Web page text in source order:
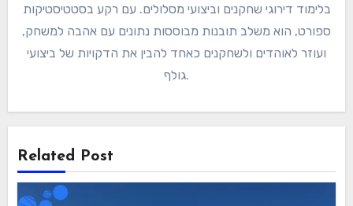
בלימוד דירוגי שחקנים וביצועי מסלולים. עם רקע בסטטיסטיקות
ספורט, הוא משלב תובנות מבוססות נתונים עם אהבה למשחק,
ועוזר לאוהדים ולשחקנים כאחד להבין את הדקויות של ביצועי
גולף.
Related Post